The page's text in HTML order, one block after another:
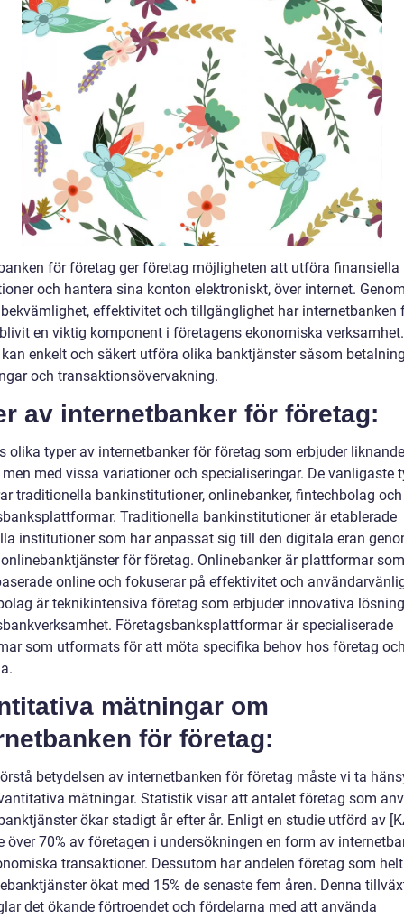
för företag ger företag möjligheten att utföra finansiella
och hantera sina konton elektroniskt, över internet.
effektivitet och tillgänglighet har internetbanken
en viktig komponent i företagens ekonomiska verksamhet.
enkelt och säkert utföra olika banktjänster såsom
och transaktionsövervakning.
av internetbanker för företag:
olika typer av internetbanker för företag som erbjuder liknande
men med vissa variationer och specialiseringar. De vanligaste
traditionella bankinstitutioner, onlinebanker, fintechbolag och
Traditionella bankinstitutioner är etablerade
institutioner som har anpassat sig till den digitala eran
för företag. Onlinebanker är plattformar
online och fokuserar på effektivitet och
är teknikintensiva företag som erbjuder innovativa
Företagsbanksplattformar är specialiserade
som utformats för att möta specifika behov hos företag
mätningar om
för företag:
betydelsen av internetbanken för företag måste vi ta
mätningar. Statistik visar att antalet företag som
ökar stadigt år efter år. Enligt en studie utförd av
över 70% av företagen i undersökningen en form av
transaktioner. Dessutom har andelen företag som
ökat med 15% de senaste fem åren. Denna
det ökande förtroendet och fördelarna med att använda